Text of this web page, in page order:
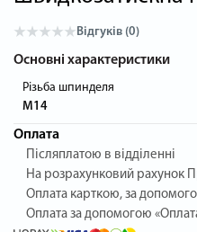
Відгуків (0)
Основні характеристики
Різьба шпинделя
М14
Оплата
Післяплатою в відділенні
На розрахунковий рахунок
Оплата карткою, за
Оплата за допомогою